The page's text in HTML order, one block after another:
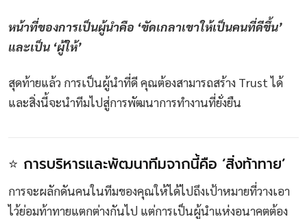
หน้าที่ของการเป็นผู้นำคือ ‘ขัดเกลาเขาให้เป็นคนที่ดีขึ้น’
และเป็น ‘ผู้ให้’
สุดท้ายแล้ว การเป็นผู้นำที่ดี คุณต้องสามารถสร้าง Trust ได้
และสิ่งนี้จะนำทีมไปสู่การพัฒนาการทำงานที่ยั่งยืน
⭐ การบริหารและพัฒนาทีมจากนี้คือ ‘สิ่งท้าทาย’
การจะผลักดันคนในทีมของคุณให้ได้ไปถึงเป้าหมายที่วางเอา
ไว้ย่อมท้าทายแตกต่างกันไป แต่การเป็นผู้นำแห่งอนาคตต้อง